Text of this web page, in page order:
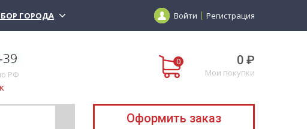
ГОРОДА Войти Регистрация
РФ
0 ₽
Мои покупки
Оформить заказ